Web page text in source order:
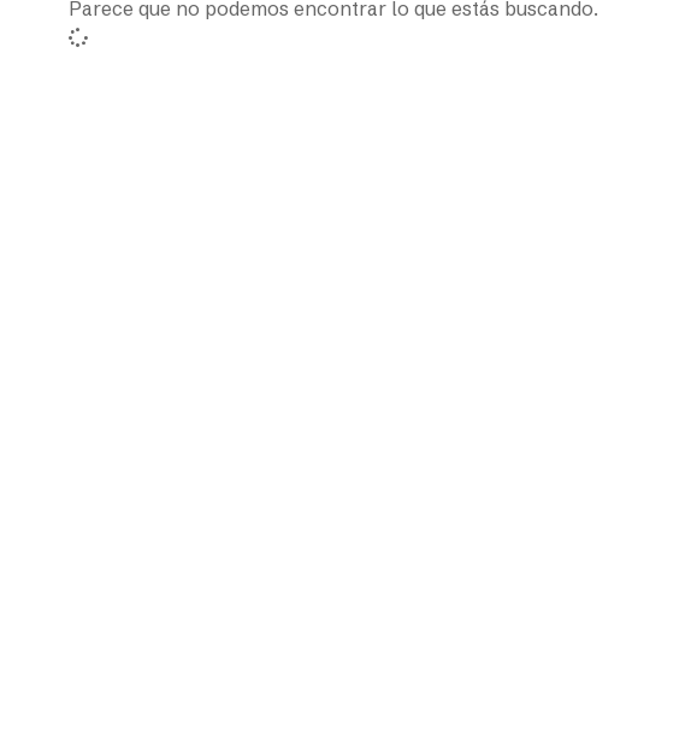
Parece que no podemos encontrar lo que estás buscando.